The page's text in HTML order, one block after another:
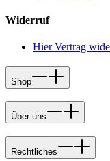
Widerruf
Hier Vertrag
Shop
Über uns
Rechtliches